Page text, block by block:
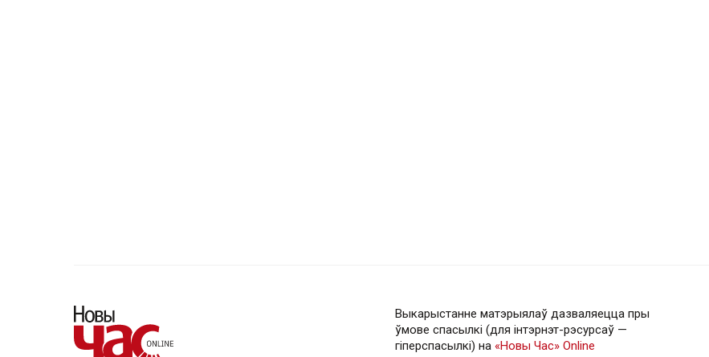
Выкарыстанне матэрыялаў дазваляецца пры
ўмове спасылкі (для інтэрнэт-рэсурсаў —
гiперспасылкi) на «Новы Час» Online